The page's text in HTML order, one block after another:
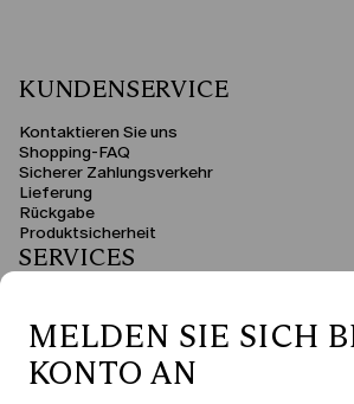
KUNDENSERVICE
Kontaktieren Sie uns
Shopping-FAQ
Sicherer Zahlungsverkehr
Lieferung
Rückgabe
Produktsicherheit
SERVICES
MELDEN SIE SICH
KONTO AN